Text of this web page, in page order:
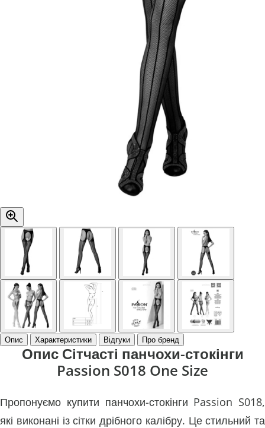
Опис Характеристики Відгуки Про бренд
Опис Сітчасті панчохи-стокінги
Passion S018 One Size
Пропонуємо купити панчохи-стокінги Passion S018,
які виконані із сітки дрібного калібру. Це стильний та